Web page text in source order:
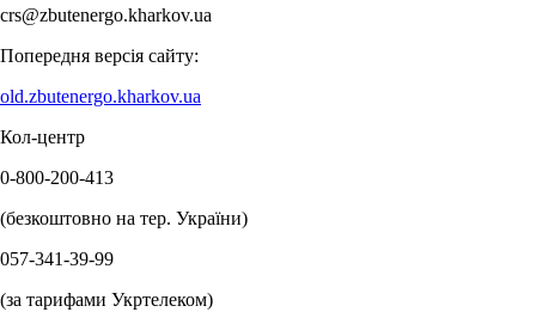
crs@zbutenergo.kharkov.ua
Попередня версія сайту:
old.zbutenergo.kharkov.ua
Кол-центр
0-800-200-413
(безкоштовно на тер. України)
057-341-39-99
(за тарифами Укртелеком)